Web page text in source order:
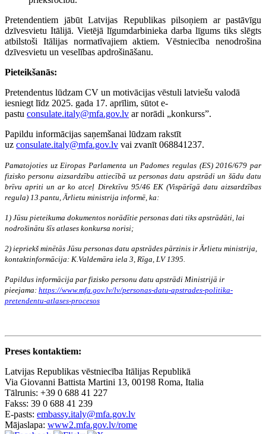
Pretendentiem jābūt Latvijas Republikas pilsoņiem ar pastāvīgu
dzīvesvietu Itālijā. Vietējā līgumdarbinieka darba līgums tiks slēgts
atbilstoši Itālijas normatīvajiem aktiem. Vēstniecība nenodrošina
dzīvesvietu un veselības apdrošināšanu.
Pieteikšanās:
Pretendentus lūdzam CV un motivācijas vēstuli latviešu valodā
iesniegt līdz 2025. gada 17. aprīlim, sūtot e-
pastu consulate.italy@mfa.gov.lv ar norādi „konkurss”.
Papildu informācijas saņemšanai lūdzam rakstīt
uz consulate.italy@mfa.gov.lv vai zvanīt 068841237.
Pamatojoties uz Eiropas Parlamenta un Padomes regulas (ES) 2016/679 par
fizisko personu aizsardzību attiecībā uz personas datu apstrādi un šādu datu
brīvu apriti un ar ko atceļ Direktīvu 95/46 EK (Vispārīgā datu aizsardzības
regula) 13.pantu, Ārlietu ministrija informē, ka:
1) Jūsu pieteikuma dokumentos norādītie personas dati tiks apstrādāti, lai
nodrošinātu šīs atlases konkursa norisi;
2) iepriekš minētās Jūsu personas datu apstrādes pārzinis ir Ārlietu ministrija,
kontaktinformācija: K.Valdemāra iela 3, Rīga, LV 1395.
Papildus informācija par fizisko personu datu apstrādi Ministrijā ir
pieejama: https://www.mfa.gov.lv/lv/personas-datu-apstrades-politika-
pretendentu-atlases-procesos
Preses kontaktiem:
Latvijas Republikas vēstniecība Itālijas Republikā
Via Giovanni Battista Martini 13, 00198 Roma, Italia
Tālrunis: +39 0 688 41 227
Fakss: 39 0 688 41 239
E-pasts: embassy.italy@mfa.gov.lv
Mājaslapa: www2.mfa.gov.lv/rome